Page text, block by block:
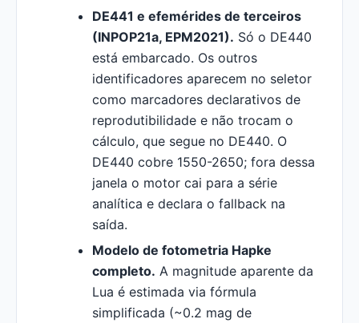
DE441 e efemérides de terceiros
(INPOP21a, EPM2021). Só o DE440
está embarcado. Os outros
identificadores aparecem no seletor
como marcadores declarativos de
reprodutibilidade e não trocam o
cálculo, que segue no DE440. O
DE440 cobre 1550-2650; fora dessa
janela o motor cai para a série
analítica e declara o fallback na
saída.
Modelo de fotometria Hapke
completo. A magnitude aparente da
Lua é estimada via fórmula
simplificada (~0.2 mag de